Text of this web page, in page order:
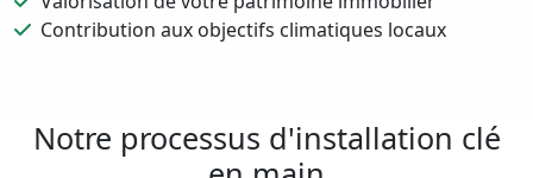
Contribution aux objectifs climatiques locaux
Notre processus d'installation clé